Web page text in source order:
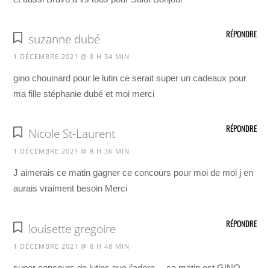
suzanne dubé
1 DÉCEMBRE 2021 @ 8 H 34 MIN
gino chouinard pour le lutin ce serait super un cadeaux pour
ma fille stéphanie dubé et moi merci
RÉPONDRE
Nicole St-Laurent
1 DÉCEMBRE 2021 @ 8 H 36 MIN
J aimerais ce matin gagner ce concours pour moi de moi j en
aurais vraiment besoin Merci
RÉPONDRE
louisette gregoire
1 DÉCEMBRE 2021 @ 8 H 48 MIN
RÉPONDRE